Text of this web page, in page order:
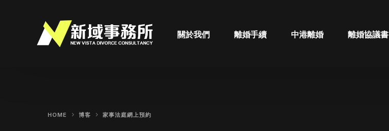
關於我們 離婚手續 中港離婚 離婚協議書
HOME 博客 家事法庭網上預約